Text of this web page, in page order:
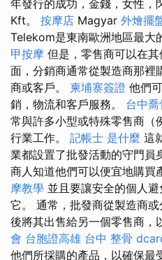
年發行的成功，金錢，女性，
Kft。 按摩店 Magyar 外燴擺
Telekom是東南歐洲地區最大
甲按摩 但是，零售商可以在
面，分銷商通常從製造商那裡
商或客戶。 柬埔寨簽證 他們
銷，物流和客戶服務。 台中喬
常與許多小型或特殊零售商（
行業工作。 記帳士 是什麼 這
業都設置了批發活動的守門員
商人知道他們可以便宜地購買
摩教學 並且要讓安全的個人
它。 通常，批發商從製造商
後將其出售給另一個零售商，
會 台胞證高雄 台中 整骨
他們所採購的產品，以確保最